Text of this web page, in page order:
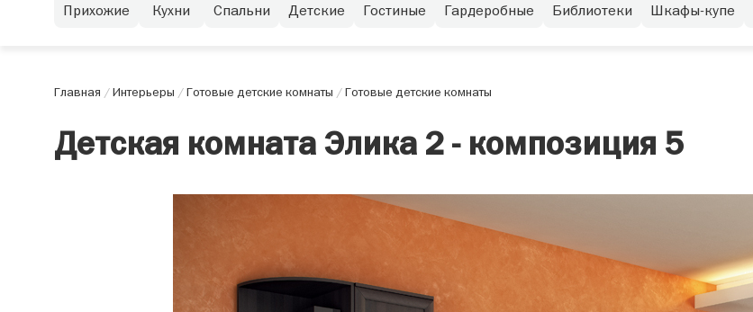
Прихожие Кухни Спальни Детские Гостиные Гардеробные Библиотеки Шкафы-купе
Главная /Интерьеры /Готовые детские комнаты /Готовые детские комнаты
Детская комната Элика 2 - композиция 5